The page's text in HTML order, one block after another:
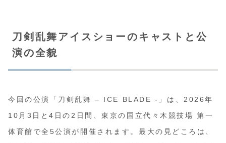
刀剣乱舞アイスショーのキャストと公
演の全貌
今回の公演「刀剣乱舞 – ICE BLADE -」は、2026年
10月3日と4日の2日間、東京の国立代々木競技場 第一
体育館で全5公演が開催されます。最大の見どころは、